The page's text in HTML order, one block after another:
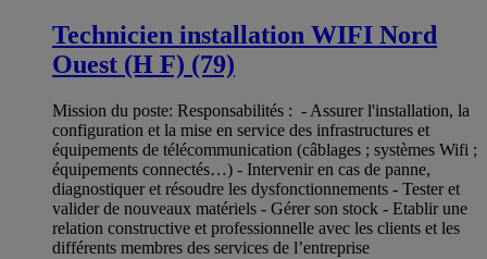
Technicien installation WIFI Nord
Ouest (H F) (79)
Mission du poste: Responsabilités : - Assurer l'installation, la
configuration et la mise en service des infrastructures et
équipements de télécommunication (câblages ; systèmes Wifi ;
équipements connectés…) - Intervenir en cas de panne,
diagnostiquer et résoudre les dysfonctionnements - Tester et
valider de nouveaux matériels - Gérer son stock - Etablir une
relation constructive et professionnelle avec les clients et les
différents membres des services de l’entreprise